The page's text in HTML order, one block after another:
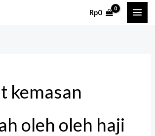
Rp0
kemasan
oleh oleh haji